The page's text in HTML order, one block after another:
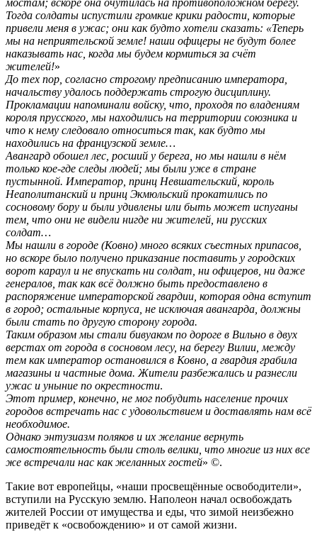
мостам; вскоре она очутилась на противоположном берегу.
Тогда солдаты испустили громкие крики радости, которые
привели меня в ужас; они как будто хотели сказать: «Теперь
мы на неприятельской земле! наши офицеры не будут более
наказывать нас, когда мы будем кормиться за счёт
жителей!»
До тех пор, согласно строгому предписанию императора,
начальству удалось поддержать строгую дисциплину.
Прокламации напоминали войску, что, проходя по владениям
короля прусского, мы находились на территории союзника и
что к нему следовало относиться так, как будто мы
находились на французской земле…
Авангард обошел лес, росший у берега, но мы нашли в нём
только кое-где следы людей; мы были уже в стране
пустынной. Император, принц Невшательский, король
Неаполитанский и принц Экмюльский прокатились по
сосновому бору и были удивлены или быть может испуганы
тем, что они не видели нигде ни жителей, ни русских
солдат…
Мы нашли в городе (Ковно) много всяких съестных припасов,
но вскоре было получено приказание поставить у городских
ворот караул и не впускать ни солдат, ни офицеров, ни даже
генералов, так как всё должно быть предоставлено в
распоряжение императорской гвардии, которая одна вступит
в город; остальные корпуса, не исключая авангарда, должны
были стать по другую сторону города.
Таким образом мы стали бивуаком по дороге в Вильно в двух
верстах от города в сосновом лесу, на берегу Вилии, между
тем как император остановился в Ковно, а гвардия грабила
магазины и частные дома. Жители разбежались и разнесли
ужас и уныние по окрестности.
Этот пример, конечно, не мог побудить население прочих
городов встречать нас с удовольствием и доставлять нам всё
необходимое.
Однако энтузиазм поляков и их желание вернуть
самостоятельность были столь велики, что многие из них все
же встречали нас как желанных гостей» ©.
Такие вот европейцы, «наши просвещённые освободители»,
вступили на Русскую землю. Наполеон начал освобождать
жителей России от имущества и еды, что зимой неизбежно
приведёт к «освобождению» и от самой жизни.